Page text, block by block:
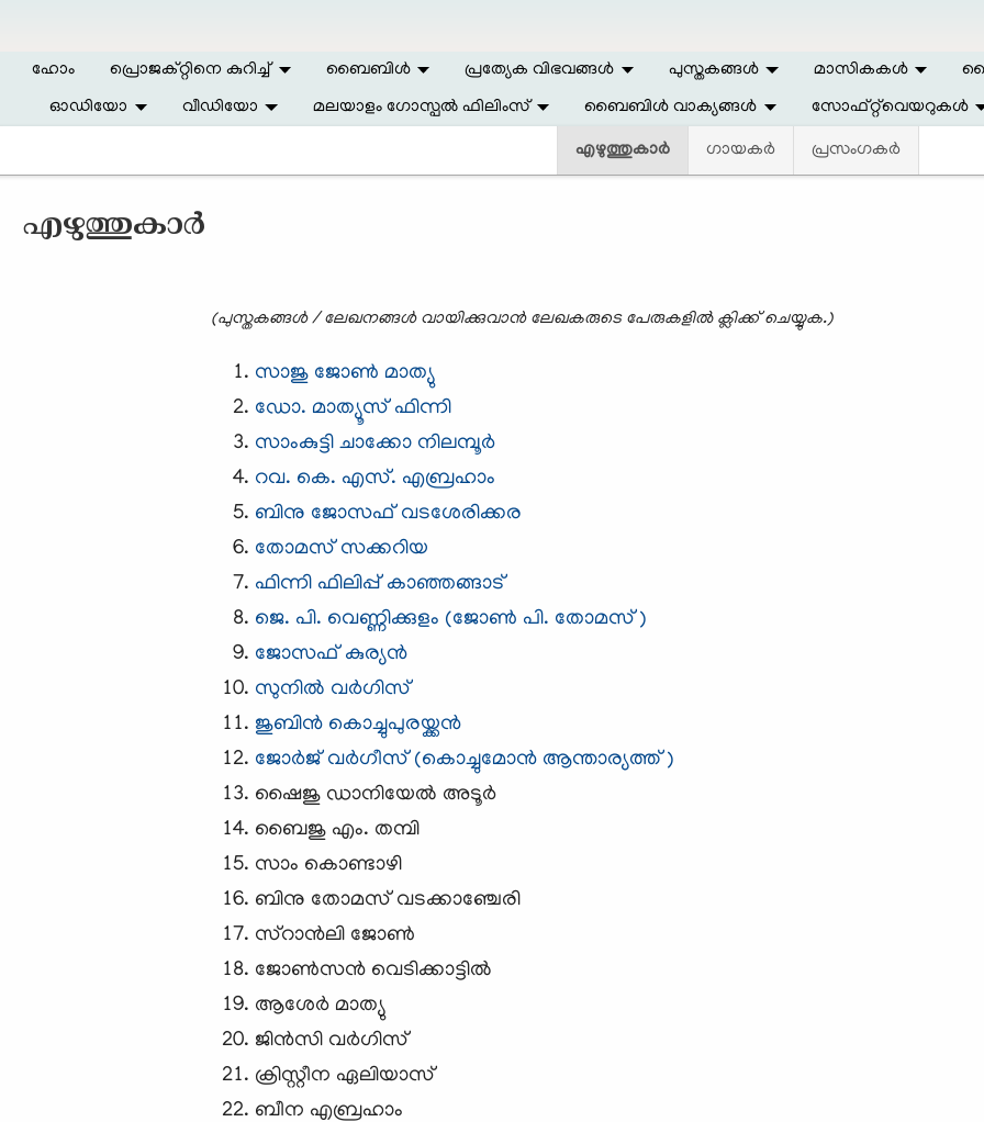
ഹോം പ്രൊജക്റ്റിനെ കുറിച്ച് ബൈബിള്‍ പ്രത്യേക വിഭവങ്ങള്‍ പുസ്തകങ്ങള്‍ മാസികകള്‍
എഴുത്തുകാര്‍ ഗായകര്‍ പ്രസംഗകര്‍
ഓഡിയോ വീഡിയോ മലയാളം ഗോസ്പൽ ഫിലിംസ് ബൈബിള്‍ വാക്യങ്ങള്‍ സോഫ്റ്റ്‌വെയറുകള്‍
എഴുത്തുകാര്‍
(പുസ്തകങ്ങള്‍ / ലേഖനങ്ങള്‍ വായിക്കുവാന്‍ ലേഖകരുടെ പേരുകളില്‍ ക്ലിക്ക് ചെയ്യുക.)
സാജു ജോണ്‍ മാത്യു
ഡോ. മാത്യൂസ്‌ ഫിന്നി
സാംകുട്ടി ചാക്കോ നിലമ്പൂര്‍
റവ. കെ. എസ്. എബ്രഹാം
​ബിനു ജോസഫ്‌ വടശേരിക്കര
തോമസ്‌ സക്കറിയ
ഫിന്നി ഫിലിപ്പ് കാഞ്ഞങ്ങാട്
ജെ. പി. വെണ്ണിക്കുളം (ജോണ്‍ പി. തോമസ്‌)
ജോസഫ്‌ കുര്യന്‍
സുനില്‍ വര്‍ഗിസ്‌
ജുബിന്‍ കൊച്ചുപുരയ്ക്കന്‍
ജോര്‍ജ് വര്‍ഗീസ്‌ (കൊച്ചുമോന്‍ ആന്താര്യത്ത്)
ഷൈജു ഡാനിയേല്‍ അടൂര്‍
ബൈജു എം. തമ്പി
സാം കൊണ്ടാഴി
ബിനു തോമസ്‌ വടക്കാഞ്ചേരി
സ്റാന്‍ലി ജോണ്‍
ജോണ്‍സന്‍ വെടിക്കാട്ടില്‍
ആശേര്‍ മാത്യു
ജിന്‍സി വര്‍ഗിസ്
ക്രിസ്റ്റീന ഏലിയാസ്
ബീന എബ്രഹാം